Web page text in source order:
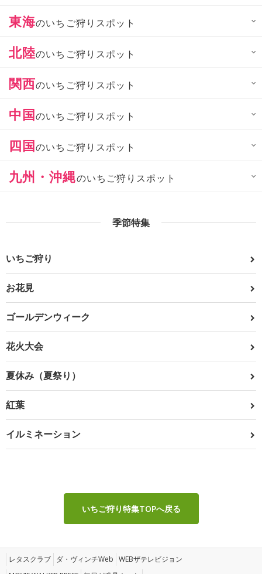
東海のいちご狩りスポット
北陸のいちご狩りスポット
関西のいちご狩りスポット
中国のいちご狩りスポット
四国のいちご狩りスポット
九州・沖縄のいちご狩りスポット
季節特集
いちご狩り
お花見
ゴールデンウィーク
花火大会
夏休み（夏祭り）
紅葉
イルミネーション
いちご狩り特集TOPへ戻る
レタスクラブ ダ・ヴィンチWeb WEBザテレビジョン